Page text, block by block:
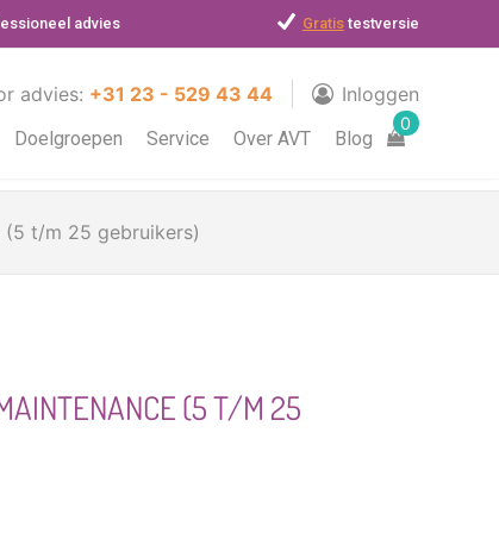
advies Gratistestversie
Inloggen
advies: +31 23 - 529 43 44
0
Doelgroepen Service Over AVT Blog
t/m 25 gebruikers)
(5 T/M 25